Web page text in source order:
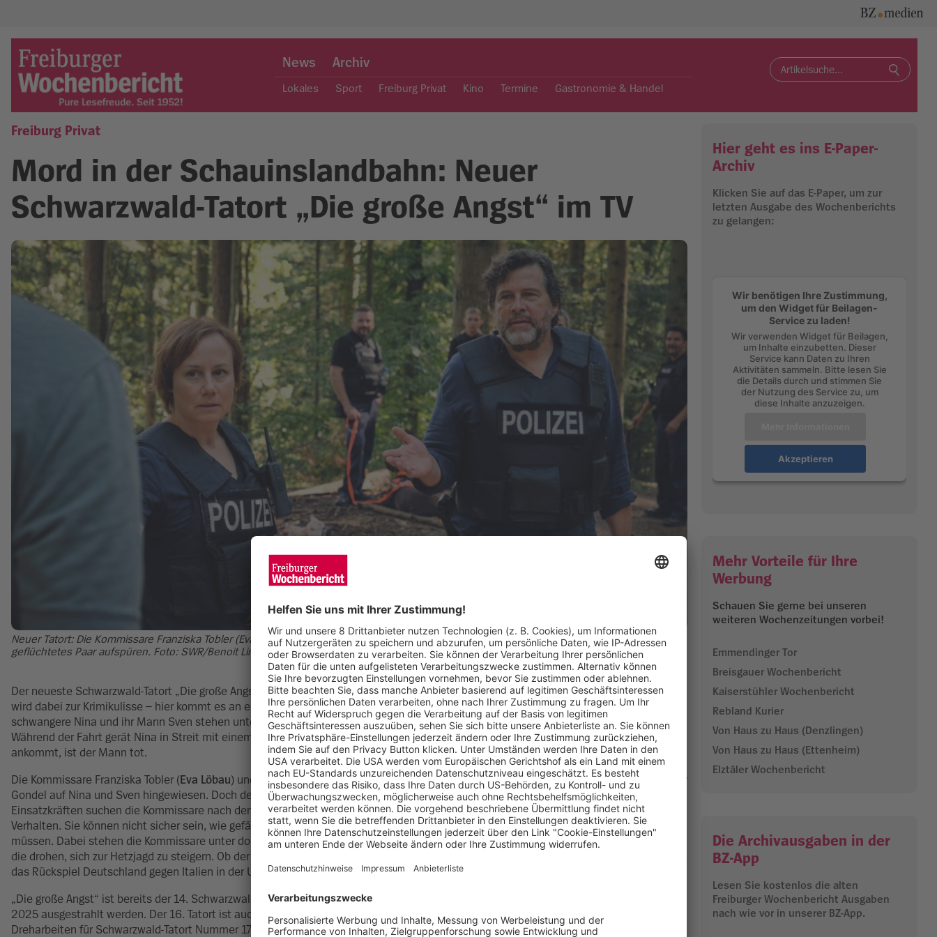
content
Freiburger Wochenbericht
News Archiv
Lokales Sport Freiburg Privat Kino Termine Gastronomie & Handel
Search
for:
Freiburg Privat
Mord in der Schauinslandbahn: Neuer
Schwarzwald-Tatort „Die große Angst“ im TV
Neuer Tatort: Die Kommissare Franziska Tobler (Eva Löbau) und Friedemann Berg (Hans-Jochen Wagner) müssen im Schwarzwald ein
geflüchtetes Paar aufspüren. Foto: SWR/Benoit Linder
Der neueste Schwarzwald-Tatort „Die große Angst“ ist am Sonntag (20.15 Uhr, ARD) erstmals im TV zu sehen. Die Schauinslandbahn
wird dabei zur Krimikulisse – hier kommt es an einem heißen Sommertag zum Streit in einer Gondel. Es ist heiß, es ist eng – die
schwangere Nina und ihr Mann Sven stehen unter Stress, als sie in die Seilbahngondel einsteigen, die sie vom Gipfel ins Tal bringen soll.
Während der Fahrt gerät Nina in Streit mit einem der Mitfahrer. Daraus wird ein Handgemenge. Als die Gondel an der Talstation
ankommt, ist der Mann tot.
Die Kommissare Franziska Tobler ( Eva Löbau) und Friedemann Berg (Hans-Jochen Wagner) ermitteln. Sie werden von den Zeugen aus der
Gondel auf Nina und Sven hingewiesen. Doch dem Paar ist es gelungen, unbemerkt zu verschwinden. Mit allen verfügbaren
Einsatzkräften suchen die Kommissare nach den Flüchtigen und forschen parallel nach einem Motiv für Ninas unberechenbares
Verhalten. Sie können nicht sicher sein, wie gefährlich die beiden tatsächlich sind, die sie in den Tiefen des Schwarzwalds auftreiben
müssen. Dabei stehen die Kommissare unter doppeltem Druck, denn der Fahndungsaufruf hat Ängste in der Bevölkerung hervorgerufen,
die drohen, sich zur Hetzjagd zu steigern. Ob der neue Fall die Zuschauer überzeugt? Die Konkurrenz ist groß – denn parallel läuft bei RTL
das Rückspiel Deutschland gegen Italien in der UEFA Nations League.
„Die große Angst“ ist bereits der 14. Schwarzwald-Tatort. Der 15. Fall ist ebenfalls bereits gedreht und soll in der zweiten Jahreshälfte
2025 ausgestrahlt werden. Der 16. Tatort ist auch schon in der Produktion und ist 2026 im TV zu sehen. Im Mai starten dann schon die
Dreharbeiten für Schwarzwald-Tatort Nummer 17. Also jede Menge Nachschub für Krimi-Fans!
Hier geht es ins E-Paper-
Archiv
Klicken Sie auf das E-Paper, um zur
letzten Ausgabe des Wochenberichts
zu gelangen:
Wir benötigen Ihre Zustimmung,
um den Widget für Beilagen-
Service zu laden!
Wir verwenden Widget für Beilagen,
um Inhalte einzubetten. Dieser
Service kann Daten zu Ihren
Aktivitäten sammeln. Bitte lesen Sie
die Details durch und stimmen Sie
der Nutzung des Service zu, um
diese Inhalte anzuzeigen.
Akzeptieren
Mehr Vorteile für Ihre
Werbung
Schauen Sie gerne bei unseren
weiteren Wochenzeitungen vorbei!
Emmendinger Tor
Breisgauer Wochenbericht
Kaiserstühler Wochenbericht
Rebland Kurier
Von Haus zu Haus (Denzlingen)
Von Haus zu Haus (Ettenheim)
Elztäler Wochenbericht
Die Archivausgaben in der
BZ-App
Lesen Sie kostenlos die alten
Freiburger Wochenbericht Ausgaben
nach wie vor in unserer BZ-App.